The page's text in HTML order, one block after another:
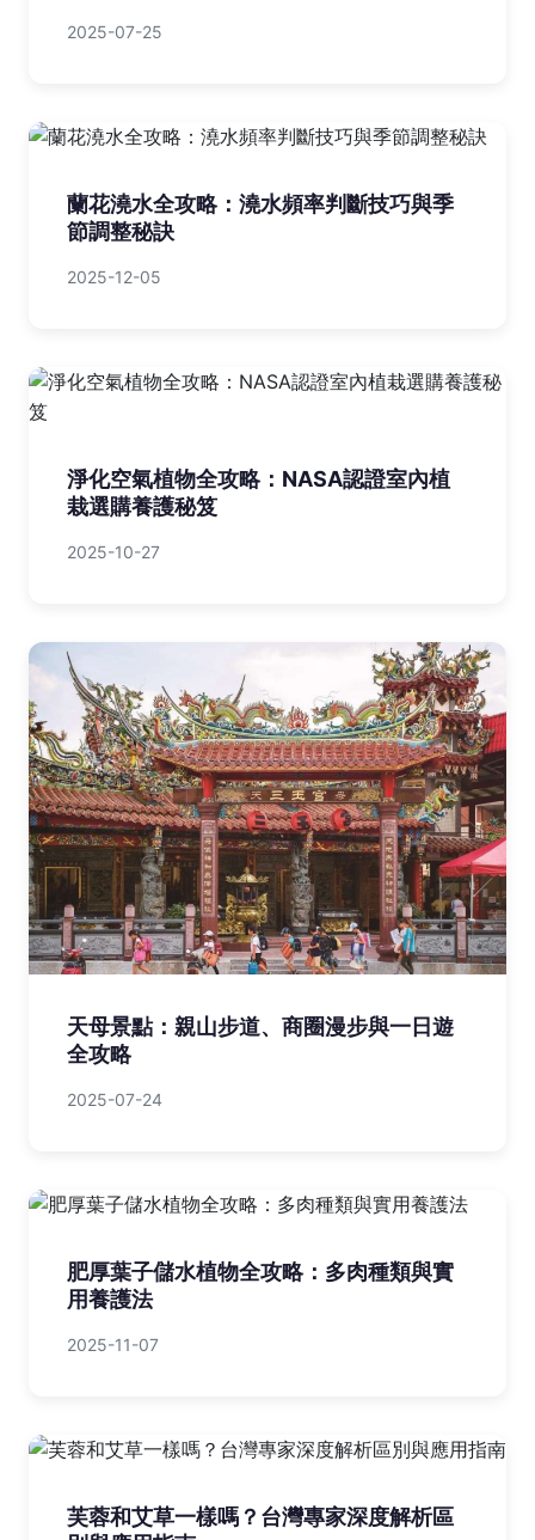
2025-07-25
蘭花澆水全攻略：澆水頻率判斷技巧與季
節調整秘訣
2025-12-05
淨化空氣植物全攻略：NASA認證室內植
栽選購養護秘笈
2025-10-27
天母景點：親山步道、商圈漫步與一日遊
全攻略
2025-07-24
肥厚葉子儲水植物全攻略：多肉種類與實
用養護法
2025-11-07
芙蓉和艾草一樣嗎？台灣專家深度解析區